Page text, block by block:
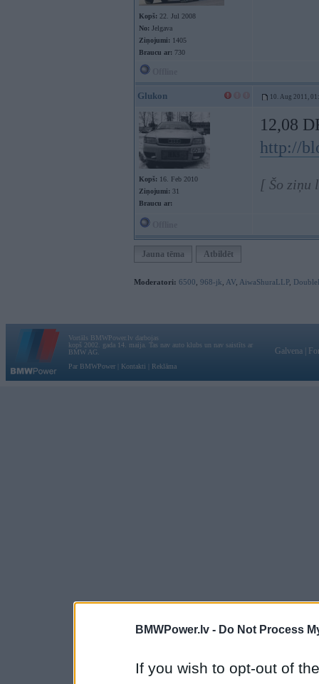
BMWPower.lv - Do Not Process
If you wish to opt-out of
Kopš: 22. Jul 2008
No: Jelgava
Ziņojumi: 1405
Braucu ar: 730
Glukon 10. Aug 2011,
Kopš: 16. Feb 2010
Ziņojumi: 31
Braucu ar:
12,08
http://
[ Šo ziņu
Jauna tēma Atbildēt
Moderatori: 6500 968-jk AV AiwaShuraLLP,
Vortāls BMWPower.lv darbojas
kopš 2002. gada 14. maija. Tas nav auto klubs un nav saistīts ar
BMW AG.
Par BMWPower
Kontakti Reklāma
Galvena